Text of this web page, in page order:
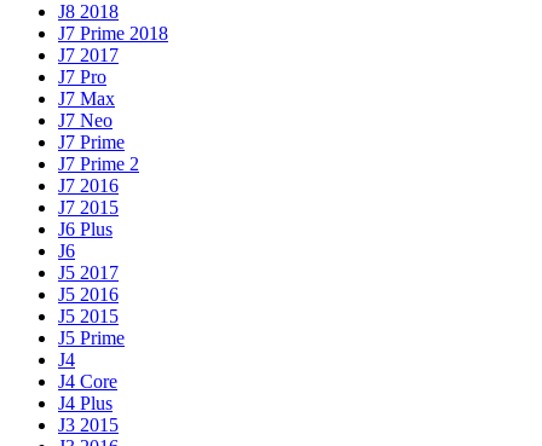
J8 2018
J7 Prime 2018
J7 2017
J7 Pro
J7 Max
J7 Neo
J7 Prime
J7 Prime 2
J7 2016
J7 2015
J6 Plus
J6
J5 2017
J5 2016
J5 2015
J5 Prime
J4
J4 Core
J4 Plus
J3 2015